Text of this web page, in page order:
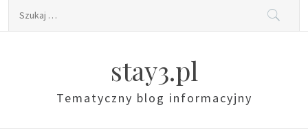
Szukaj:
stay3.pl
Tematyczny blog informacyjny